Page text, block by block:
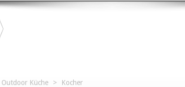
Outdoor Küche > Kocher